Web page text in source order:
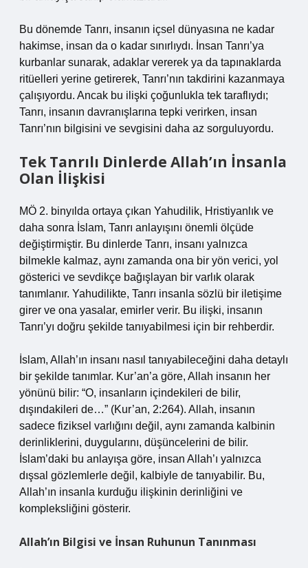
Bu dönemde Tanrı, insanın içsel dünyasına ne kadar
hakimse, insan da o kadar sınırlıydı. İnsan Tanrı’ya
kurbanlar sunarak, adaklar vererek ya da tapınaklarda
ritüelleri yerine getirerek, Tanrı’nın takdirini kazanmaya
çalışıyordu. Ancak bu ilişki çoğunlukla tek taraflıydı;
Tanrı, insanın davranışlarına tepki verirken, insan
Tanrı’nın bilgisini ve sevgisini daha az sorguluyordu.
Tek Tanrılı Dinlerde Allah’ın İnsanla
Olan İlişkisi
MÖ 2. binyılda ortaya çıkan Yahudilik, Hristiyanlık ve
daha sonra İslam, Tanrı anlayışını önemli ölçüde
değiştirmiştir. Bu dinlerde Tanrı, insanı yalnızca
bilmekle kalmaz, aynı zamanda ona bir yön verici, yol
gösterici ve sevdikçe bağışlayan bir varlık olarak
tanımlanır. Yahudilikte, Tanrı insanla sözlü bir iletişime
girer ve ona yasalar, emirler verir. Bu ilişki, insanın
Tanrı’yı doğru şekilde tanıyabilmesi için bir rehberdir.
İslam, Allah’ın insanı nasıl tanıyabileceğini daha detaylı
bir şekilde tanımlar. Kur’an’a göre, Allah insanın her
yönünü bilir: “O, insanların içindekileri de bilir,
dışındakileri de…” (Kur’an, 2:264). Allah, insanın
sadece fiziksel varlığını değil, aynı zamanda kalbinin
derinliklerini, duygularını, düşüncelerini de bilir.
İslam’daki bu anlayışa göre, insan Allah’ı yalnızca
dışsal gözlemlerle değil, kalbiyle de tanıyabilir. Bu,
Allah’ın insanla kurduğu ilişkinin derinliğini ve
kompleksliğini gösterir.
Allah’ın Bilgisi ve İnsan Ruhunun Tanınması